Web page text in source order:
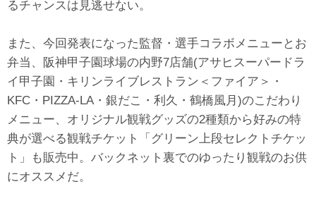
るチャンスは見逃せない。
また、今回発表になった監督・選手コラボメニューとお
弁当、阪神甲子園球場の内野7店舗(アサヒスーパードラ
イ甲子園・キリンライブレストラン＜ファイア＞・
KFC・PIZZA-LA・銀だこ・利久・鶴橋風月)のこだわり
メニュー、オリジナル観戦グッズの2種類から好みの特
典が選べる観戦チケット「グリーン上段セレクトチケッ
ト」も販売中。バックネット裏でのゆったり観戦のお供
にオススメだ。